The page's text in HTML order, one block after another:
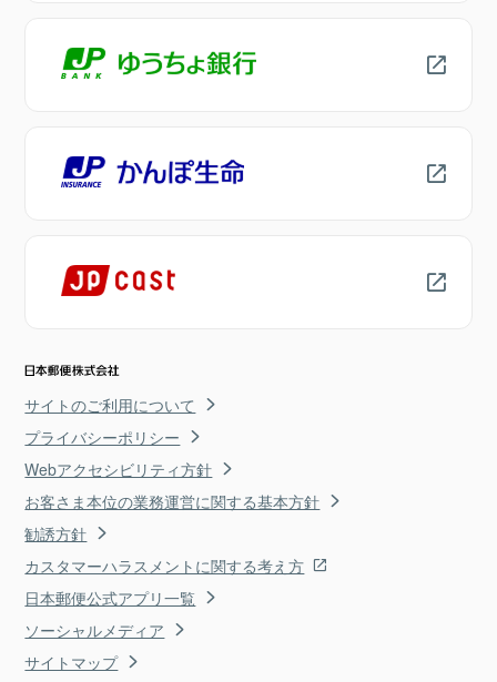
サイトのご利用について
プライバシーポリシー
Webアクセシビリティ方針
お客さま本位の業務運営に関する基本方針
勧誘方針
カスタマーハラスメントに関する考え方
日本郵便公式アプリ一覧
ソーシャルメディア
サイトマップ